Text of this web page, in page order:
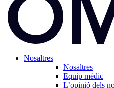
Nosaltres
Nosaltres
Equip mèdic
L’opinió dels